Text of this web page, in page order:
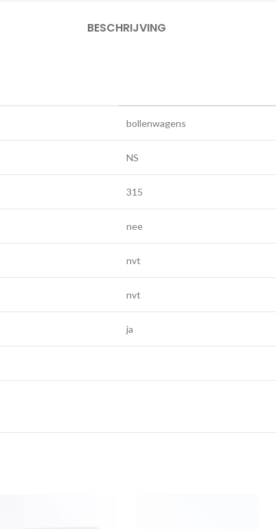
BESCHRIJVING
bollenwagens
NS
315
nee
nvt
nvt
ja